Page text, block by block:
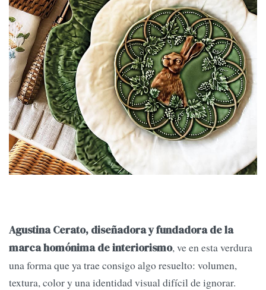
Agustina Cerato, diseñadora y fundadora de la
marca homónima de interiorismo, ve en esta verdura
una forma que ya trae consigo algo resuelto: volumen,
textura, color y una identidad visual difícil de ignorar.